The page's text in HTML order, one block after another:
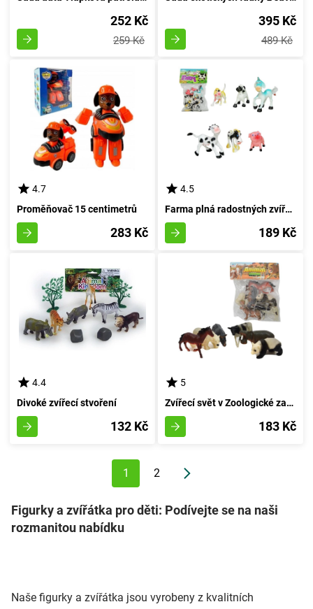
252 Kč
259 Kč
395 Kč
489 Kč
4.7
Proměňovač 15 centimetrů
283 Kč
4.5
Farma plná radostných zvířátek
189 Kč
4.4
Divoké zvířecí stvoření
132 Kč
5
Zvířecí svět v Zoologické zahradě - sada 6 kusů
183 Kč
1 2
Figurky a zvířátka pro děti: Podívejte se na naši
rozmanitou nabídku
Naše figurky a zvířátka jsou vyrobeny z kvalitních